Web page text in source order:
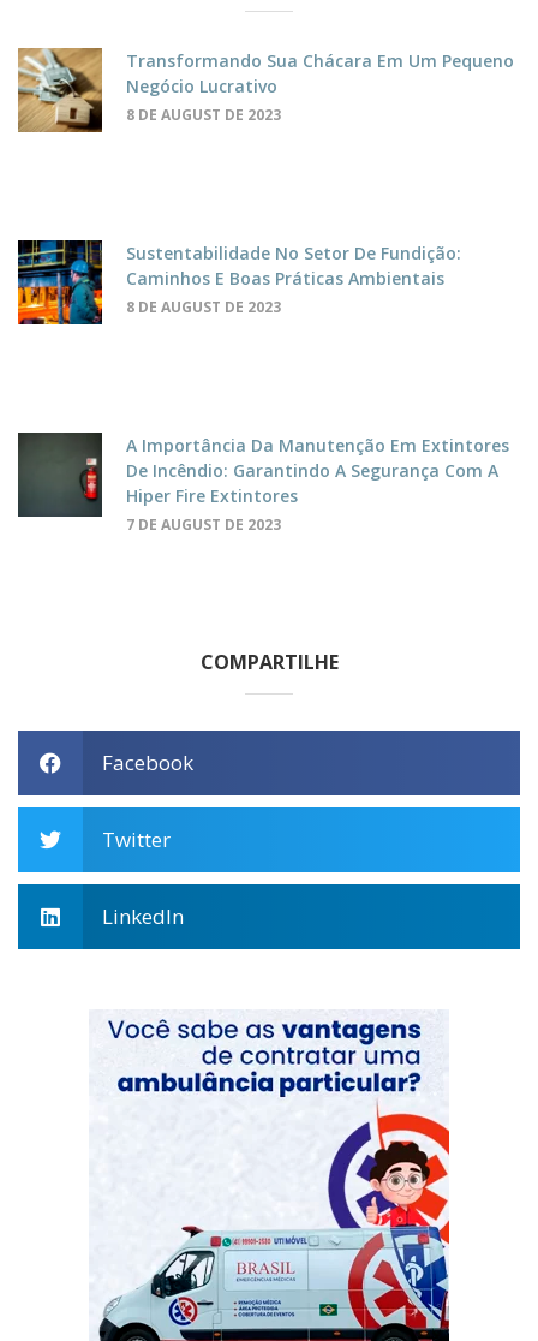
Transformando Sua Chácara Em Um Pequeno
Negócio Lucrativo
8 DE AUGUST DE 2023
Sustentabilidade No Setor De Fundição:
Caminhos E Boas Práticas Ambientais
8 DE AUGUST DE 2023
A Importância Da Manutenção Em Extintores
De Incêndio: Garantindo A Segurança Com A
Hiper Fire Extintores
7 DE AUGUST DE 2023
COMPARTILHE
Facebook
Twitter
LinkedIn